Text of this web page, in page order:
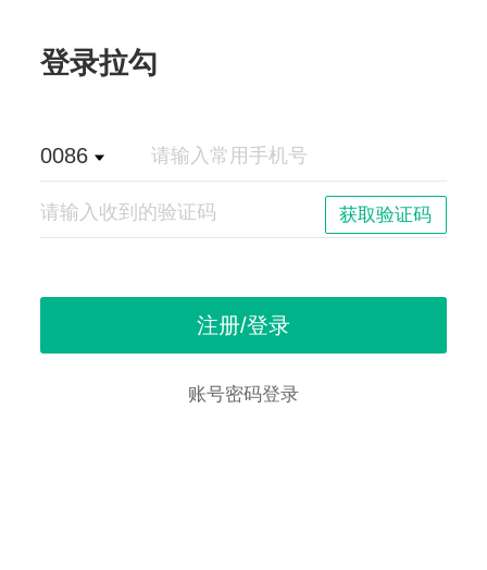
登录拉勾
0086
账号密码登录